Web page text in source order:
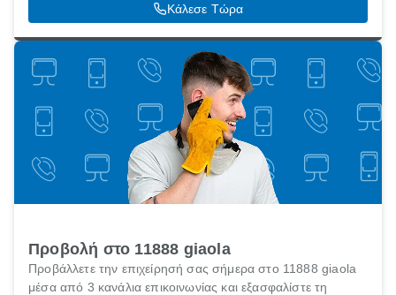
Κάλεσε Τώρα
Προβολή στο 11888 giaola
Προβάλλετε την επιχείρησή σας σήμερα στο 11888 giaola
μέσα από 3 κανάλια επικοινωνίας και εξασφαλίστε τη